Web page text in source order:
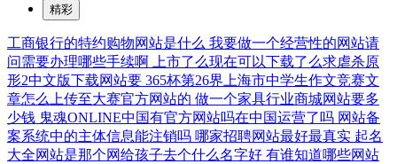
精彩
工商银行的特约购物网站是什么 我要做一个经营性的网站请
问需要办理哪些手续啊
上市了么现在可以下载了么求虐杀原
形2中文版下载网站要 365杯第26界上海市中学生作文竞赛文
章怎么上传至大赛官方网站的 做一个家具行业商城网站要多
少钱 鬼魂ONLINE中国有官方网站吗在中国运营了吗 网站备
案系统中的主体信息能注销吗 哪家招聘网站最好最真实 起名
大全网站是那个网给孩子去个什么名字好 有谁知道哪些网站